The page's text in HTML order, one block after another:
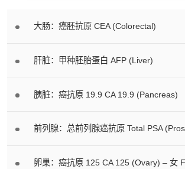
大肠：癌胚抗原 CEA (Colorectal)
肝脏：甲种胚胎蛋白 AFP (Liver)
胰脏：癌抗原 19.9 CA 19.9 (Pancreas)
前列腺：总前列腺癌抗原 Total PSA
卵巢：癌抗原 125 CA 125 (Ovary) – 女
- 服务热线：(852) 3180 9809
- 电子邮箱：cs@tchc.hk
人士提供尊尚而优质的体检
解，请随时与我们联系。谢